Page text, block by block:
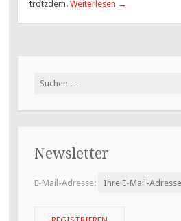
trotzdem.Weiterlesen →
Suchen
Newsletter
E-Mail-Adresse: